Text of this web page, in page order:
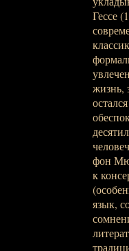
Гессе
жизнь,
фон
к
язык,